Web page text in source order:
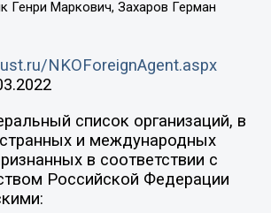
Генри Маркович, Захаров Герман
NKOForeignAgent.aspx
список организаций, в
и международных
в соответствии с
Российской Федерации